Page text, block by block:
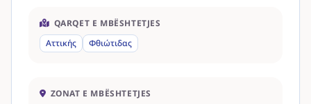
QARQET E MBËSHTETJES
Αττικής
Φθιώτιδας
ZONAT E MBËSHTETJES